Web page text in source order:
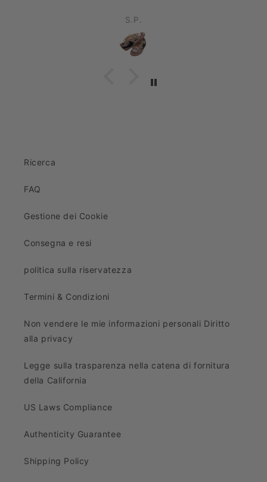
S.P.
Ricerca
FAQ
Gestione dei Cookie
Consegna e resi
politica sulla riservatezza
Termini & Condizioni
Non vendere le mie informazioni personali Diritto
alla privacy
Legge sulla trasparenza nella catena di fornitura
della California
US Laws Compliance
Authenticity Guarantee
Shipping Policy